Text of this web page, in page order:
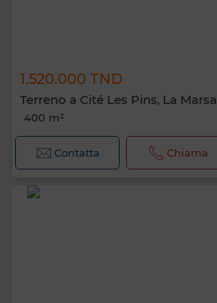
1.520.000 TND
Terreno a Cité Les Pins, La Marsa
400 m²
Contatta Chiama